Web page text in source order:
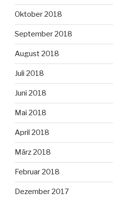
Oktober 2018
September 2018
August 2018
Juli 2018
Juni 2018
Mai 2018
April 2018
März 2018
Februar 2018
Dezember 2017